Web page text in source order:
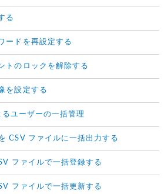
る
ードを再設定する
トのロックを解除する
を設定する
るユーザーの一括管理
CSV ファイルに一括出力する
ファイルで一括登録する
ファイルで一括更新する